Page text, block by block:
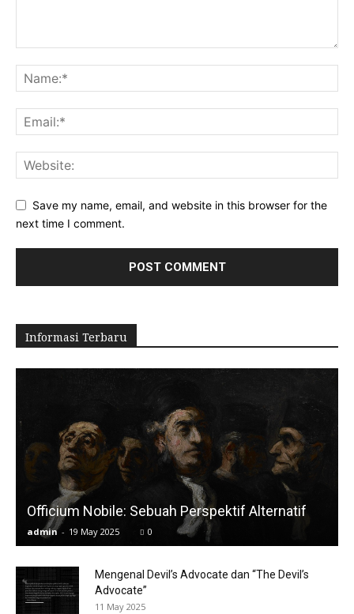
Save my name, email, and website in this browser for the
next time I comment.
Informasi Terbaru
Officium Nobile: Sebuah Perspektif Alternatif
admin - 19 May 2025 0
Mengenal Devil’s Advocate dan “The Devil’s
Advocate”
11 May 2025